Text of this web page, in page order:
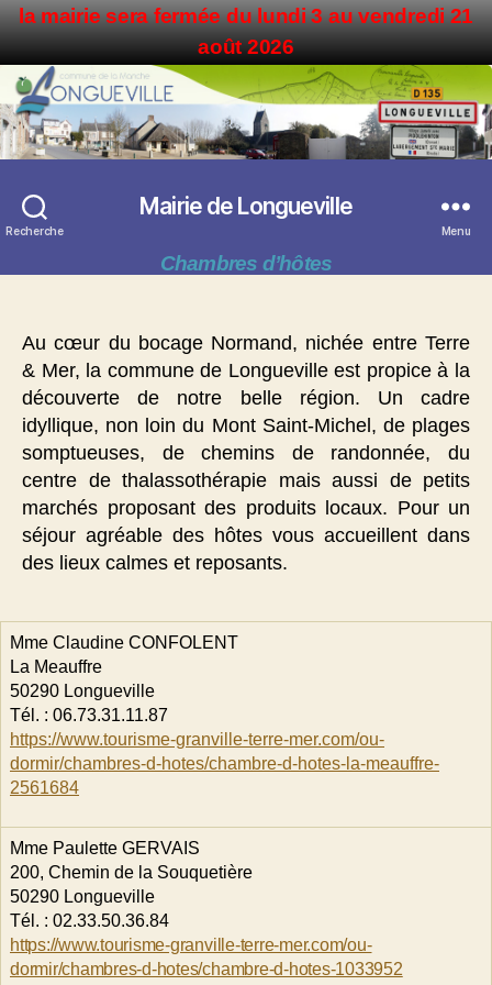
la mairie sera fermée du lundi 3 au vendredi 21
août 2026
Recherche
Mairie de Longueville
Menu
Chambres d’hôtes
Au cœur du bocage Normand, nichée entre Terre
& Mer, la commune de Longueville est propice à la
découverte de notre belle région. Un cadre
idyllique, non loin du Mont Saint-Michel, de plages
somptueuses, de chemins de randonnée, du
centre de thalassothérapie mais aussi de petits
marchés proposant des produits locaux. Pour un
séjour agréable des hôtes vous accueillent dans
des lieux calmes et reposants.
Mme Claudine CONFOLENT
La Meauffre
50290 Longueville
Tél. : 06.73.31.11.87
https://www.tourisme-granville-terre-mer.com/ou-
dormir/chambres-d-hotes/chambre-d-hotes-la-meauffre-
2561684
Mme Paulette GERVAIS
200, Chemin de la Souquetière
50290 Longueville
Tél. : 02.33.50.36.84
https://www.tourisme-granville-terre-mer.com/ou-
dormir/chambres-d-hotes/chambre-d-hotes-1033952